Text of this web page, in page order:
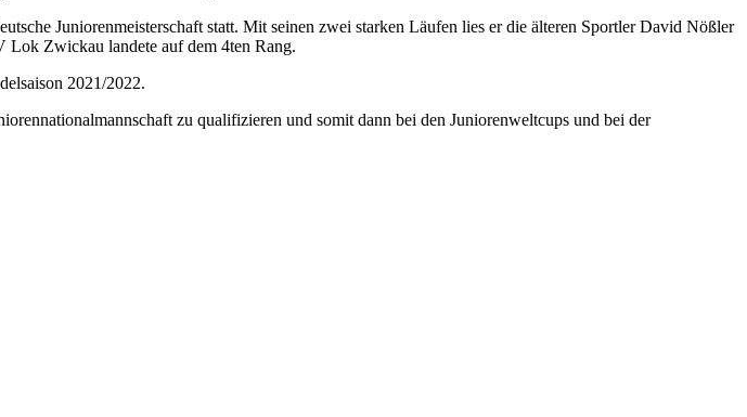
Juniorenmeisterschaft statt. Mit seinen zwei starken Läufen lies er die älteren Sportler David Nößler
Lok Zwickau landete auf dem 4ten Rang.
2021/2022.
zu qualifizieren und somit dann bei den Juniorenweltcups und bei der